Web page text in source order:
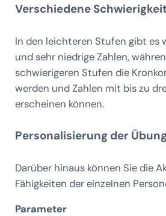
Verschiedene
In den leichteren Stufen gibt es
und sehr niedrige Zahlen,
schwierigeren Stufen die
werden und Zahlen mit bis zu
erscheinen können.
Personalisierung der
Darüber hinaus können Sie die
Fähigkeiten der einzelnen
Parameter